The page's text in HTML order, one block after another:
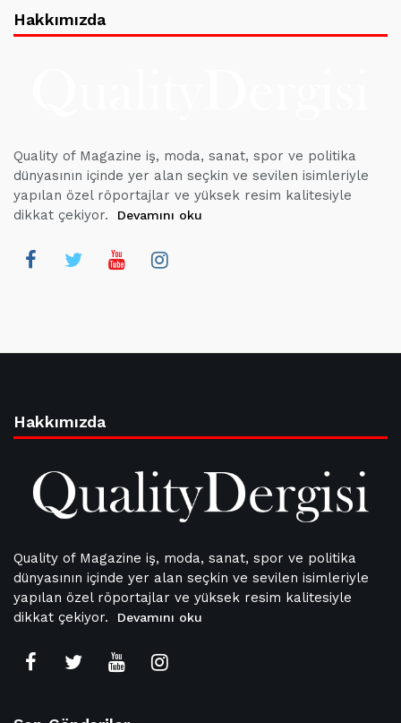
Hakkımızda
Quality of Magazine iş, moda, sanat, spor ve politika
dünyasının içinde yer alan seçkin ve sevilen isimleriyle
yapılan özel röportajlar ve yüksek resim kalitesiyle
dikkat çekiyor.
Devamını oku
Hakkımızda
Quality of Magazine iş, moda, sanat, spor ve politika
dünyasının içinde yer alan seçkin ve sevilen isimleriyle
yapılan özel röportajlar ve yüksek resim kalitesiyle
dikkat çekiyor.
Devamını oku